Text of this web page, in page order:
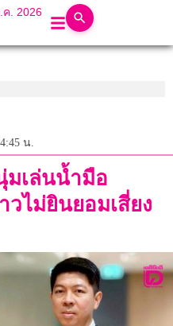
ค. 2026
น.
มเล่นนํ้ามือ
ไม่ยินยอมเสี่ยง